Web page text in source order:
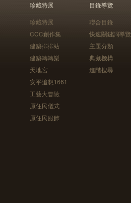
珍藏特展
珍藏特展
CCC創作集
建築排排站
建築轉轉樂
天地宮
安平追想1661
工藝大冒險
原住民儀式
原住民服飾
目錄導覽
聯合目錄
快速關鍵詞導覽
主題分類
典藏機構
進階搜尋